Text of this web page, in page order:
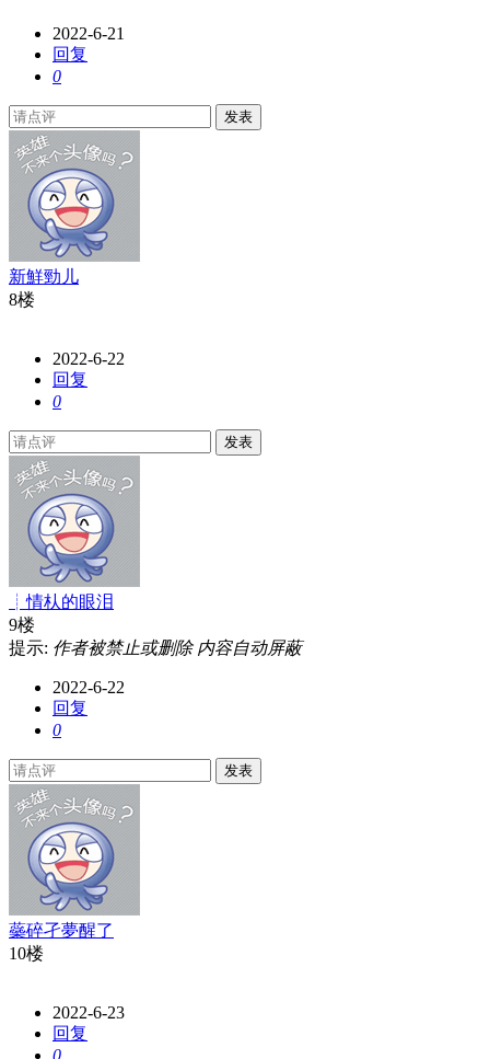
2022-6-21
回复
0
发表
新鮮勁儿
8楼
2022-6-22
回复
0
发表
┊情朲的眼泪
9楼
提示: 作者被禁止或删除 内容自动屏蔽
2022-6-22
回复
0
发表
蘂碎孑夢醒了
10楼
2022-6-23
回复
0